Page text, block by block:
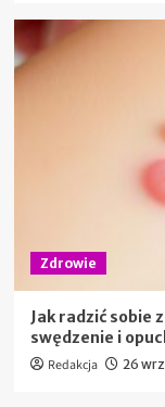
Zdrowie
Jak radzić sobie
swędzenie i
Redakcja 26